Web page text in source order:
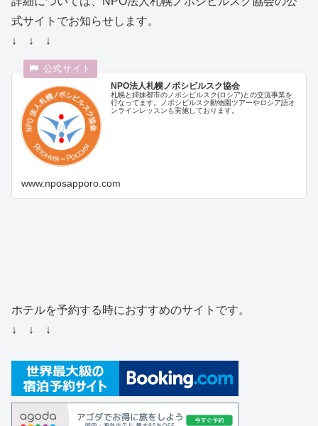
式サイトでお知らせします。
↓ ↓ ↓
NPO法人札幌ノボシビルスク協会
札幌と姉妹都市のノボシビルスク(ロシア)との交流事業を
行なってます。ノボシビルスク動物園ツアーやロシア語オ
ンラインレッスンも実施しております。
www.nposapporo.com
ホテルを予約する時におすすめのサイトです。
↓ ↓ ↓